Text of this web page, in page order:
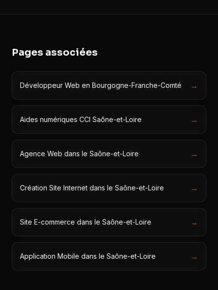
Pages associées
Développeur Web en Bourgogne-Franche-Comté →
Aides numériques CCI Saône-et-Loire →
Agence Web dans le Saône-et-Loire →
Création Site Internet dans le Saône-et-Loire →
Site E-commerce dans le Saône-et-Loire →
Application Mobile dans le Saône-et-Loire →